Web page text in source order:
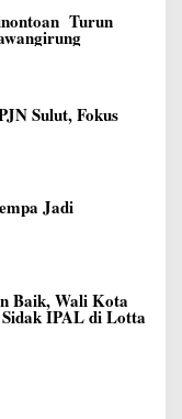
Turun
Sulut, Fokus
Jadi
Baik, Wali Kota
IPAL di Lotta